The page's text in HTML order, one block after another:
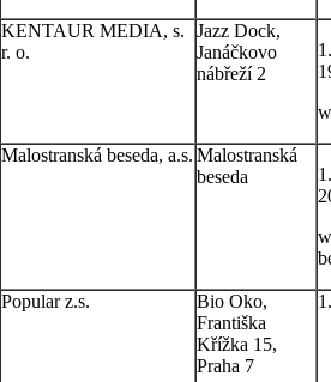
KENTAUR MEDIA, s.
r. o.
Jazz Dock,
Janáčkovo
nábřeží 2
Malostranská beseda, a.s. Malostranská
beseda
Popular z.s.
Bio Oko,
Františka
Křížka 15,
Praha 7